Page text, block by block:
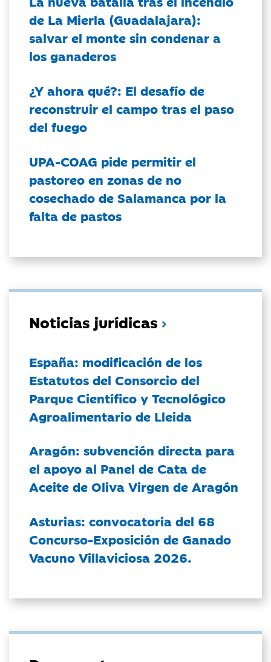
de La Mierla (Guadalajara):
salvar el monte sin condenar a
los ganaderos
¿Y ahora qué?: El desafío de
reconstruir el campo tras el paso
del fuego
UPA-COAG pide permitir el
pastoreo en zonas de no
cosechado de Salamanca por la
falta de pastos
Noticias jurídicas
España: modificación de los
Estatutos del Consorcio del
Parque Científico y Tecnológico
Agroalimentario de Lleida
Aragón: subvención directa para
el apoyo al Panel de Cata de
Aceite de Oliva Virgen de Aragón
Asturias: convocatoria del 68
Concurso-Exposición de Ganado
Vacuno Villaviciosa 2026.